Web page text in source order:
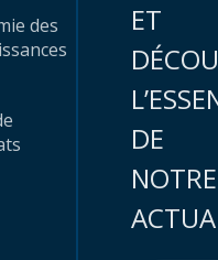
des
ET
DE
NOTRE